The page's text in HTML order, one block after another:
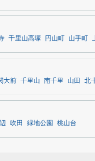
千里山高塚 円山町 山手町
大前 千里山 南千里 山田 北
吹田 緑地公園 桃山台